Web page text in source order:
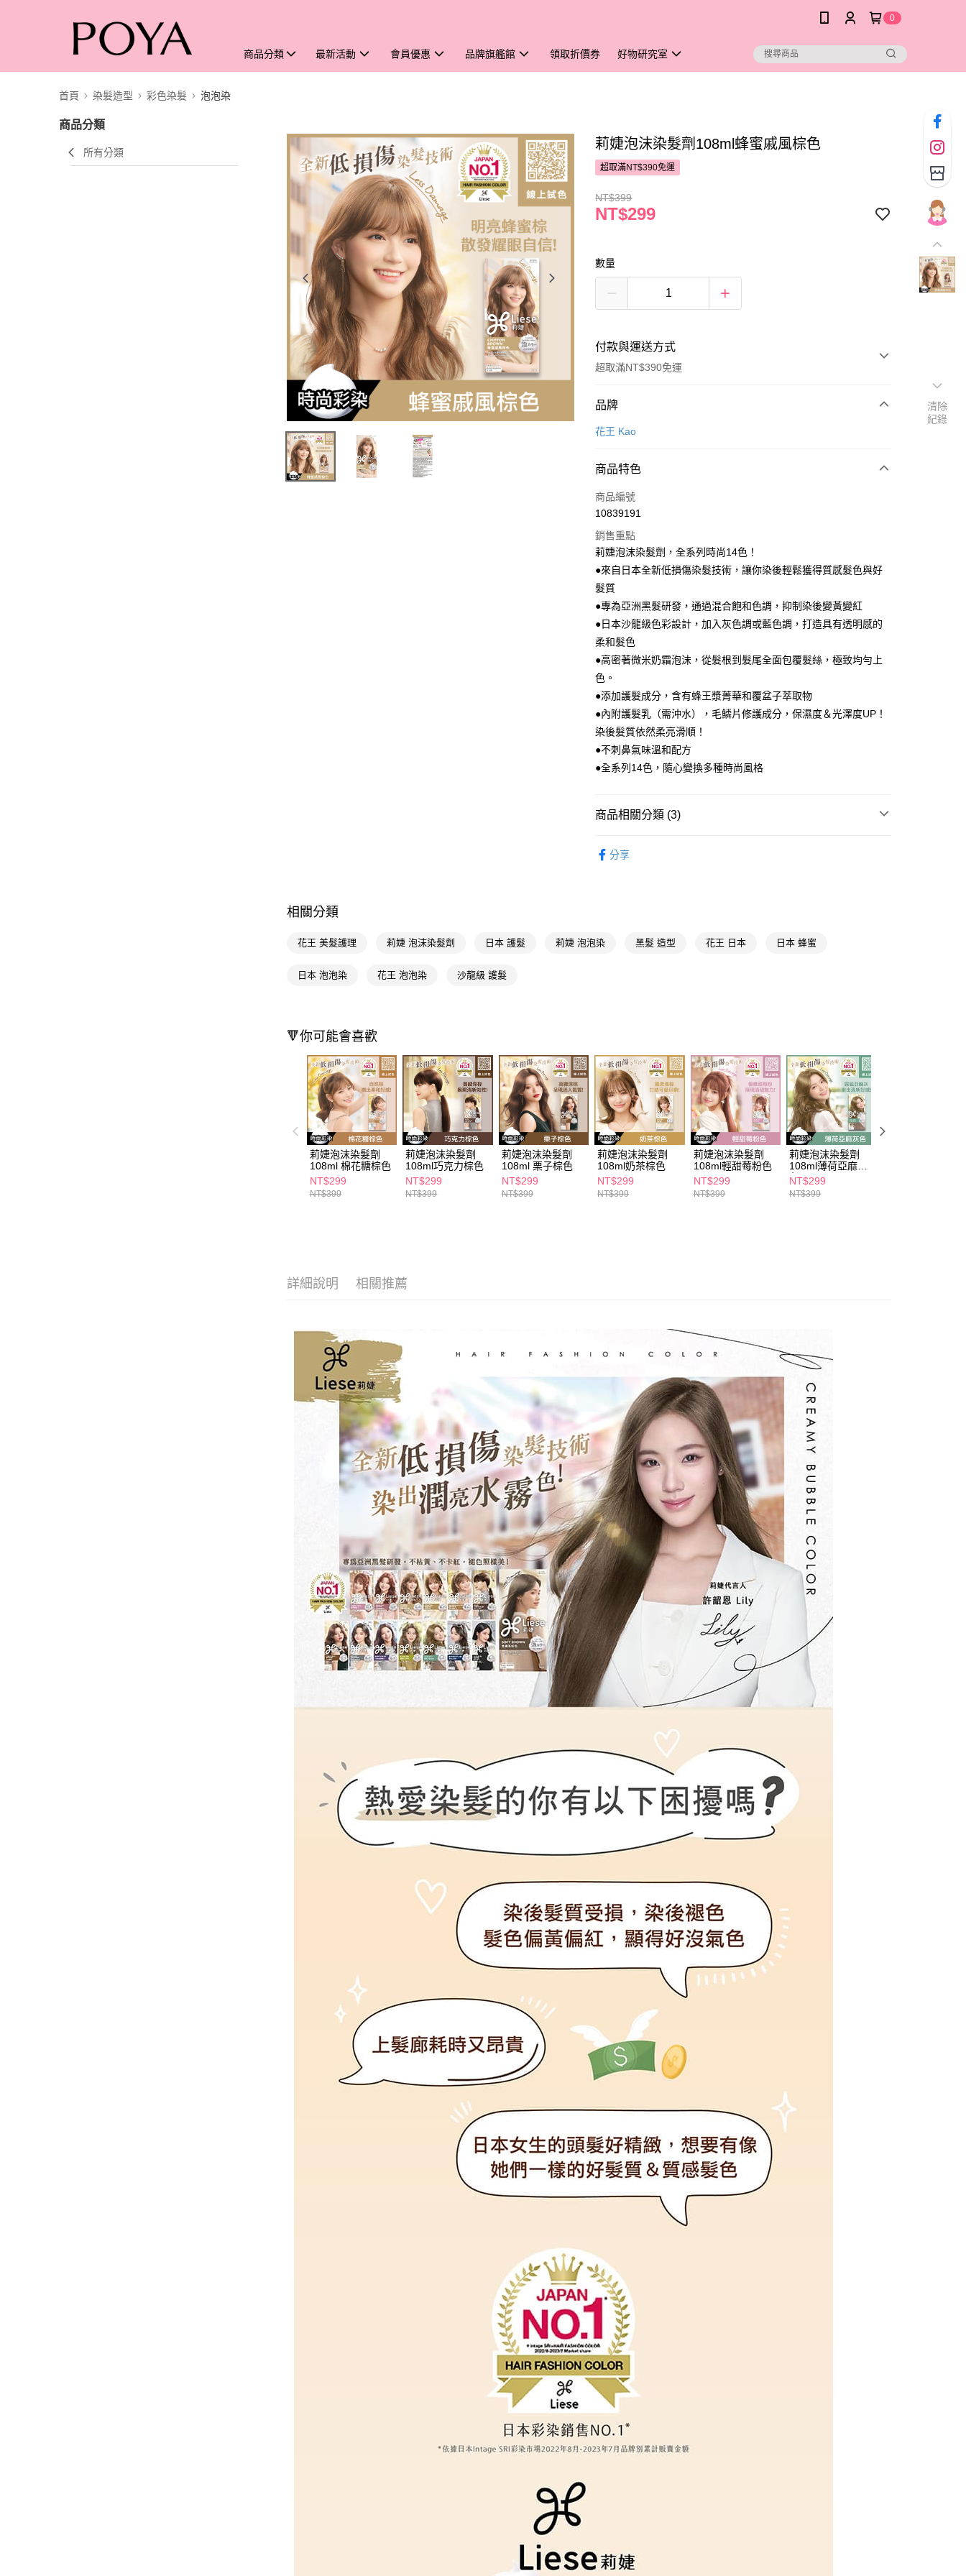
0
商品分類 最新活動 會員優惠 品牌旗艦館 領取折價券 好物研究室
首頁 染髮造型 彩色染髮 泡泡染
商品分類
所有分類
莉婕泡沫染髮劑108ml蜂蜜戚風棕色
超取滿NT$390免運
NT$399
NT$299
數量
付款與運送方式
超取滿NT$390免運
付款方式
POYA支付
LINE Pay
Apple Pay
街口支付
悠遊付
Google Pay
AFTEE先享後付
相關說明
【關於「AFTEE先享後付」】
便利好安心！
１．簡單：不需註冊會員、不需綁卡、不需儲值。
２．便利：只要手機號碼，簡訊認證，即可結帳。
３．安心：先確認商品／服務後，再付款。
【「AFTEE先享後付」結帳流程】
３．收到繳費通知簡訊後14天內，點擊此簡訊中的連結，可透過四大超商
絡購買商品的店家。未經商家同意取消之訂單仍視為有效，需透過AFTEE
１．透過由恩沛科技股份有限公司提供之「AFTEE先享後付」服務完成之
即時審查核予不同之上限額度；若仍有額度不足之情形，本公司將視審查
結果請求用戶進行身份認證。
５．嚴禁一人註冊多個帳號或使用他人資訊註冊。若發現惡意使用之情
形，恩沛科技股份有限公司將有權停止該用戶之使用額度並採取法律行
動。
即享券
運送方式
全家取貨付款
每筆NT$65，滿NT$390(含以上)免運費
萊爾富取貨付款
7-11取貨付款
每筆NT$100，滿NT$790(含以上)免運費
付款後寶雅門市自取(由倉庫統一出貨)
每筆NT$80，滿NT$290(含以上)免運費
品牌
花王 Kao
商品特色
商品編號
10839191
銷售重點
莉婕泡沫染髮劑，全系列時尚14色！
●來自日本全新低損傷染髮技術，讓你染後輕鬆獲得質感髮色與好
髮質
●專為亞洲黑髮研發，通過混合飽和色調，抑制染後變黃變紅
●日本沙龍級色彩設計，加入灰色調或藍色調，打造具有透明感的
柔和髮色
●高密著微米奶霜泡沫，從髮根到髮尾全面包覆髮絲，極致均勻上
色。
●添加護髮成分，含有蜂王漿菁華和覆盆子萃取物
●內附護髮乳（需沖水），毛鱗片修護成分，保濕度＆光澤度UP！
染後髮質依然柔亮滑順！
●不刺鼻氣味溫和配方
●全系列14色，隨心變換多種時尚風格
商品相關分類 (3)
分享
相關分類
花王 美髮護理 莉婕 泡沫染髮劑 日本 護髮 莉婕 泡泡染 黑髮 造型 花王 日本 日本 蜂蜜
日本 泡泡染 花王 泡泡染 沙龍級 護髮
🔻你可能會喜歡
莉婕泡沫染髮劑
108ml 棉花糖棕色
NT$299
NT$399
莉婕泡沫染髮劑
108ml巧克力棕色
NT$299
NT$399
莉婕泡沫染髮劑
108ml 栗子棕色
NT$299
NT$399
莉婕泡沫染髮劑
108ml奶茶棕色
NT$299
NT$399
莉婕泡沫染髮劑
108ml輕甜莓粉色
NT$299
NT$399
莉婕泡沫染髮劑
108ml薄荷亞麻灰
色
NT$299
NT$399
詳細說明 相關推薦
清除
紀錄